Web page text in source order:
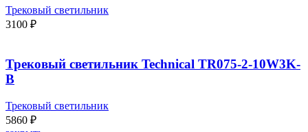
Трековый светильник
3100 ₽
Трековый светильник Technical TR075-2-10W3K-
B
Трековый светильник
5860 ₽